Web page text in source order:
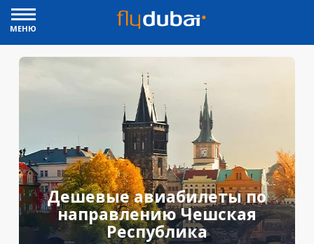
МЕНЮ
Дешевые авиабилеты по
направлению Чешская
Республика